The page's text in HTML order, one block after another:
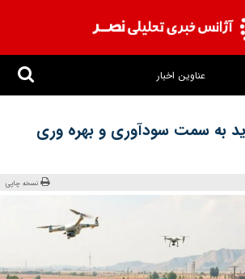
عناوین اخبار
به سمت سودآوری و بهره وری
نسخه چاپی